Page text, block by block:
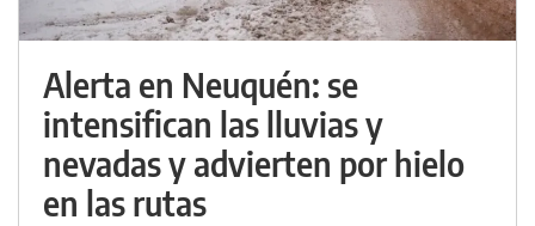
Alerta en Neuquén: se
intensifican las lluvias y
nevadas y advierten por hielo
en las rutas